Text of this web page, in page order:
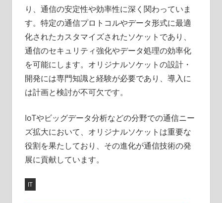
り、通信の安定性や効率性に深く関わっていま
す。特定の通信プロトコルやデータ形式に最適
化されたカスタマイズされたソケットであり、
通信のセキュリティ強化やデータ処理の効率化
を可能にします。オリジナルソケットの設計・
開発には専門知識と経験が必要であり、導入に
は計画と検討が不可欠です。
IoTやビッグデータ分析などの分野での通信ニー
ズ拡大において、オリジナルソケットは重要な
役割を果たしており、その進化が通信技術の発
展に貢献しています。
IT